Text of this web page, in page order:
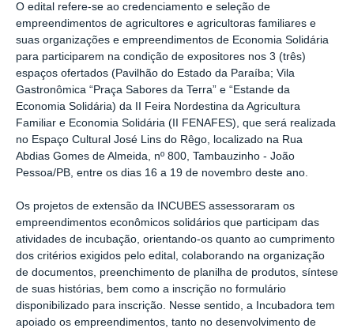
O edital refere-se ao credenciamento e seleção de
empreendimentos de agricultores e agricultoras familiares e
suas organizações e empreendimentos de Economia Solidária
para participarem na condição de expositores nos 3 (três)
espaços ofertados (Pavilhão do Estado da Paraíba; Vila
Gastronômica “Praça Sabores da Terra” e “Estande da
Economia Solidária) da II Feira Nordestina da Agricultura
Familiar e Economia Solidária (II FENAFES), que será realizada
no Espaço Cultural José Lins do Rêgo, localizado na Rua
Abdias Gomes de Almeida, nº 800, Tambauzinho - João
Pessoa/PB, entre os dias 16 a 19 de novembro deste ano.
Os projetos de extensão da INCUBES assessoraram os
empreendimentos econômicos solidários que participam das
atividades de incubação, orientando-os quanto ao cumprimento
dos critérios exigidos pelo edital, colaborando na organização
de documentos, preenchimento de planilha de produtos, síntese
de suas histórias, bem como a inscrição no formulário
disponibilizado para inscrição. Nesse sentido, a Incubadora tem
apoiado os empreendimentos, tanto no desenvolvimento de